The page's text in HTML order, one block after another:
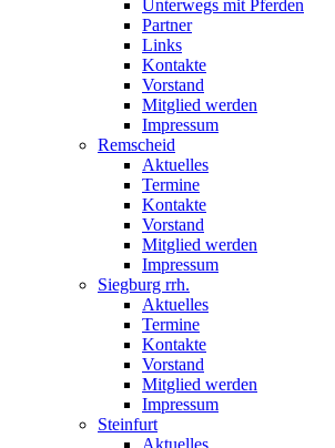
Unterwegs mit Pferden
Partner
Links
Kontakte
Vorstand
Mitglied werden
Impressum
Remscheid
Aktuelles
Termine
Kontakte
Vorstand
Mitglied werden
Impressum
Siegburg rrh.
Aktuelles
Termine
Kontakte
Vorstand
Mitglied werden
Impressum
Steinfurt
Aktuelles